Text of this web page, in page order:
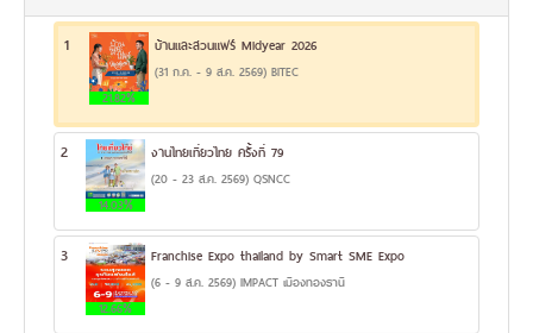
1
21.82%
บ้านและสวนแฟร์ Midyear 2026
(31 ก.ค. - 9 ส.ค. 2569) BITEC
2
14.03%
งานไทยเที่ยวไทย ครั้งที่ 79
(20 - 23 ส.ค. 2569) QSNCC
3
12.66%
Franchise Expo thailand by Smart SME Expo
(6 - 9 ส.ค. 2569) IMPACT เมืองทองธานี